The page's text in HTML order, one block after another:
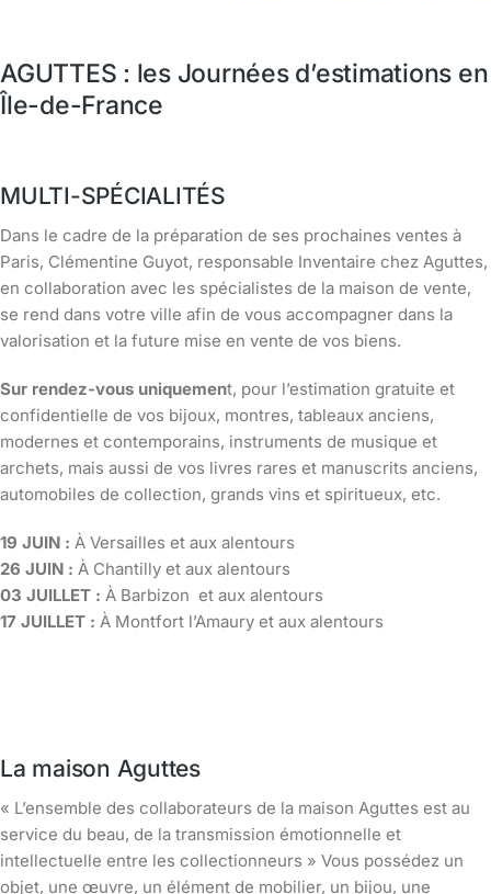
AGUTTES : les Journées d’estimations en
Île-de-France
MULTI-SPÉCIALITÉS
Dans le cadre de la préparation de ses prochaines ventes à
Paris, Clémentine Guyot, responsable Inventaire chez Aguttes,
en collaboration avec les spécialistes de la maison de vente,
se rend dans votre ville afin de vous accompagner dans la
valorisation et la future mise en vente de vos biens.
Sur rendez-vous uniquement, pour l’estimation gratuite et
confidentielle de vos bijoux, montres, tableaux anciens,
modernes et contemporains, instruments de musique et
archets, mais aussi de vos livres rares et manuscrits anciens,
automobiles de collection, grands vins et spiritueux, etc.
19 JUIN : À Versailles et aux alentours
26 JUIN : À Chantilly et aux alentours
03 JUILLET : À Barbizon et aux alentours
17 JUILLET : À Montfort l’Amaury et aux alentours
La maison Aguttes
« L’ensemble des collaborateurs de la maison Aguttes est au
service du beau, de la transmission émotionnelle et
intellectuelle entre les collectionneurs » Vous possédez un
objet, une œuvre, un élément de mobilier, un bijou, une